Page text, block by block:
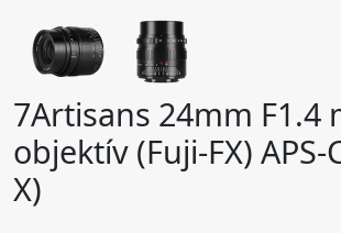
7Artisans 24mm F1.4
objektív (Fuji-FX) APS-
X)